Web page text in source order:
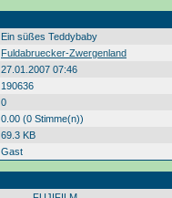
Ein süßes Teddybaby
Fuldabruecker-Zwergenland
27.01.2007 07:46
190636
0
0.00 (0 Stimme(n))
69.3 KB
Gast